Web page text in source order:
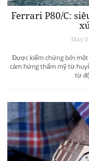
Ferrari P80/C:
May
Được kiểm chứng bởi một
cảm hứng thẩm mỹ từ
từ